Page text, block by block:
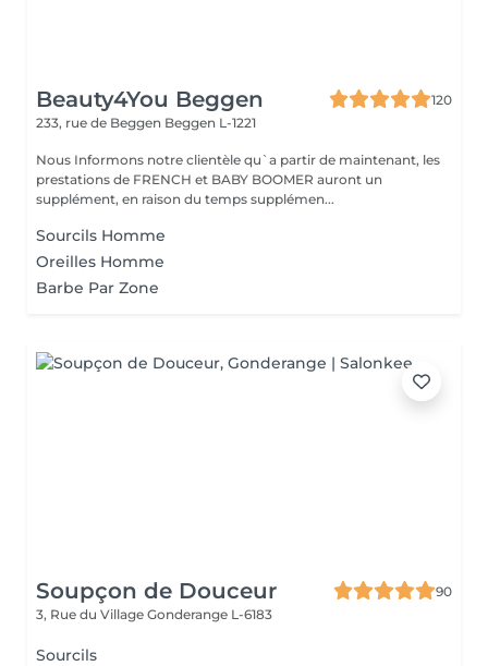
Beauty4You Beggen
120
233, rue de Beggen Beggen L-1221
Nous Informons notre clientèle qu`a partir de maintenant, les
prestations de FRENCH et BABY BOOMER auront un
supplément, en raison du temps supplémen...
Sourcils Homme
Oreilles Homme
Barbe Par Zone
Soupçon de Douceur
90
3, Rue du Village Gonderange L-6183
Sourcils